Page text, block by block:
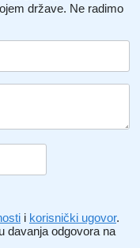
države. Ne radimo
i korisnički ugovor.
davanja odgovora na